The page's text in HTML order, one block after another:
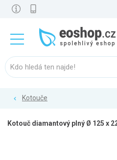
Kotouče
Kotouč diamantový plný Ø 125 x